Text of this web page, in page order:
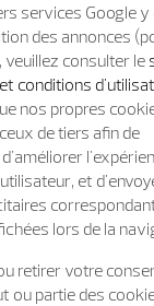
services Google
des annonces
consulter le
conditions
nos propres
de tiers afin de
et
lors de la
retirer votre
ou partie des